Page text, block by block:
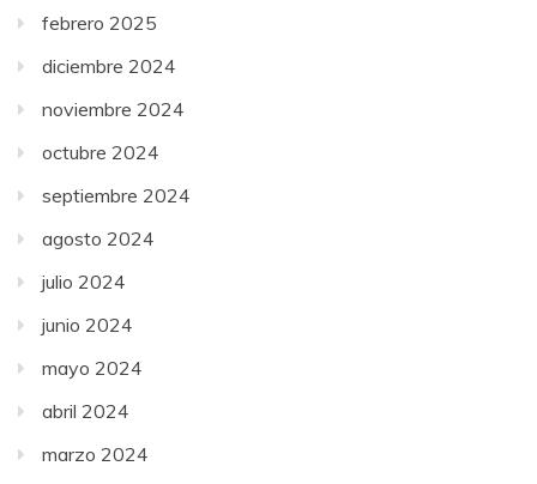
febrero 2025
diciembre 2024
noviembre 2024
octubre 2024
septiembre 2024
agosto 2024
julio 2024
junio 2024
mayo 2024
abril 2024
marzo 2024